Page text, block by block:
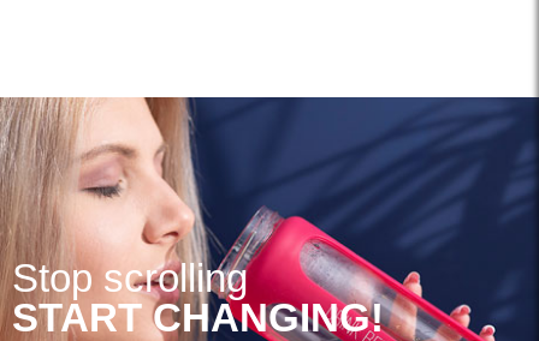
Stop scrolling
START CHANGING!